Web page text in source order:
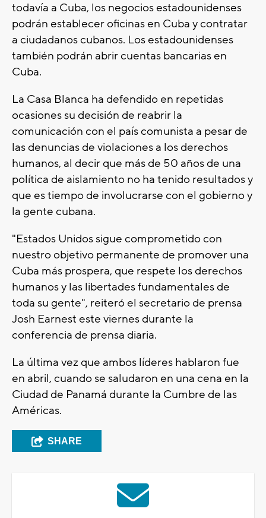
todavía a Cuba, los negocios estadounidenses
podrán establecer oficinas en Cuba y contratar
a ciudadanos cubanos. Los estadounidenses
también podrán abrir cuentas bancarias en
Cuba.
La Casa Blanca ha defendido en repetidas
ocasiones su decisión de reabrir la
comunicación con el país comunista a pesar de
las denuncias de violaciones a los derechos
humanos, al decir que más de 50 años de una
política de aislamiento no ha tenido resultados y
que es tiempo de involucrarse con el gobierno y
la gente cubana.
"Estados Unidos sigue comprometido con
nuestro objetivo permanente de promover una
Cuba más prospera, que respete los derechos
humanos y las libertades fundamentales de
toda su gente", reiteró el secretario de prensa
Josh Earnest este viernes durante la
conferencia de prensa diaria.
La última vez que ambos líderes hablaron fue
en abril, cuando se saludaron en una cena en la
Ciudad de Panamá durante la Cumbre de las
Américas.
SHARE